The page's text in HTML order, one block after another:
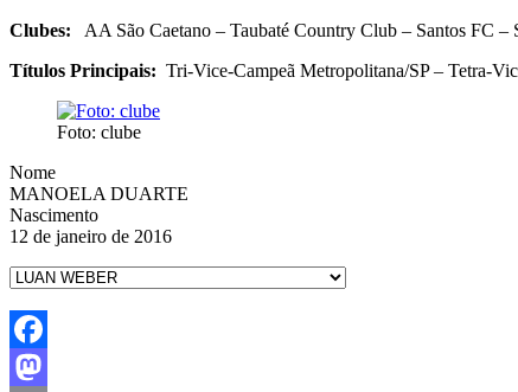
Clubes: AA São Caetano – Taubaté Country Club – Santos FC –
Títulos Principais: Tri-Vice-Campeã Metropolitana/SP – Tetra-
Foto: clube
Nome
MANOELA DUARTE
Nascimento
12 de janeiro de 2016
Facebook